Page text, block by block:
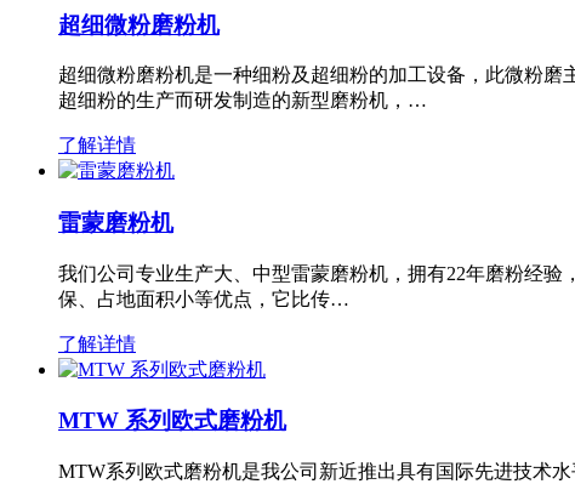
超细微粉磨粉机
超细微粉磨粉机是一种细粉及超细粉的加工设备，此微粉
超细粉的生产而研发制造的新型磨粉机，…
了解详情
雷蒙磨粉机
我们公司专业生产大、中型雷蒙磨粉机，拥有22年磨粉经
保、占地面积小等优点，它比传…
了解详情
MTW 系列欧式磨粉机
MTW系列欧式磨粉机是我公司新近推出具有国际先进技术